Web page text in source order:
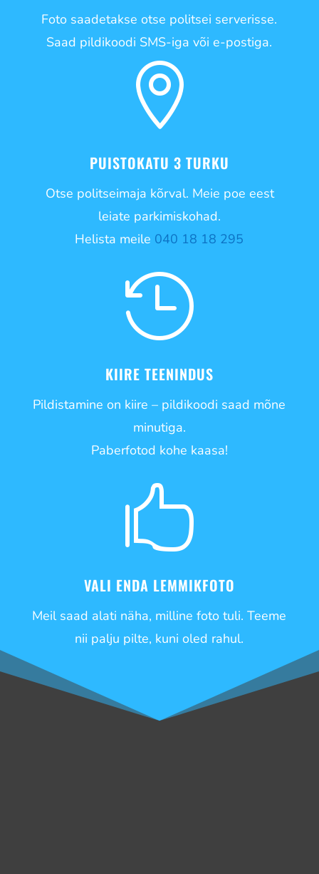
Foto saadetakse otse politsei serverisse.
Saad pildikoodi SMS-iga või e-postiga.

PUISTOKATU 3 TURKU
Otse politseimaja kõrval. Meie poe eest
leiate parkimiskohad.
Helista meile 040 18 18 295

KIIRE TEENINDUS
Pildistamine on kiire – pildikoodi saad mõne
minutiga.
Paberfotod kohe kaasa!

VALI ENDA LEMMIKFOTO
Meil saad alati näha, milline foto tuli. Teeme
nii palju pilte, kuni oled rahul.